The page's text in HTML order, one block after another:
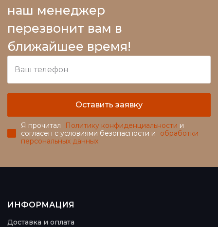
наш менеджер
перезвонит вам в
ближайшее время!
Оставить заявку
Я прочитал Политику конфиденциальности и
согласен с условиями безопасности и
обработки
персональных данных
ИНФОРМАЦИЯ
Доставка и оплата